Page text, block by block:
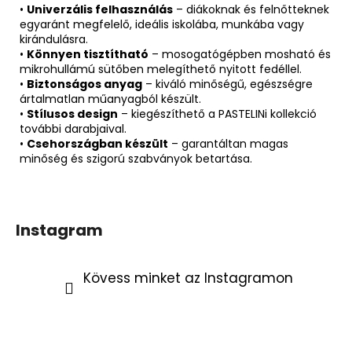
• Univerzális felhasználás – diákoknak és felnőtteknek
egyaránt megfelelő, ideális iskolába, munkába vagy
kirándulásra.
• Könnyen tisztítható – mosogatógépben mosható és
mikrohullámú sütőben melegíthető nyitott fedéllel.
• Biztonságos anyag – kiváló minőségű, egészségre
ártalmatlan műanyagból készült.
• Stílusos design – kiegészíthető a PASTELINi kollekció
további darabjaival.
• Csehországban készült – garantáltan magas
minőség és szigorú szabványok betartása.
Instagram
Kövess minket az Instagramon